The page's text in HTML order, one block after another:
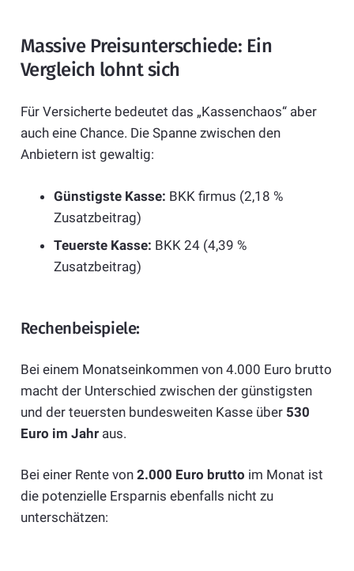
Massive Preisunterschiede: Ein
Vergleich lohnt sich
Für Versicherte bedeutet das „Kassenchaos“ aber
auch eine Chance. Die Spanne zwischen den
Anbietern ist gewaltig:
Günstigste Kasse: BKK firmus (2,18 %
Zusatzbeitrag)
Teuerste Kasse: BKK 24 (4,39 %
Zusatzbeitrag)
Rechenbeispiele:
Bei einem Monatseinkommen von 4.000 Euro brutto
macht der Unterschied zwischen der günstigsten
und der teuersten bundesweiten Kasse über 530
Euro im Jahraus.
Bei einer Rente von 2.000 Euro brutto im Monat ist
die potenzielle Ersparnis ebenfalls nicht zu
unterschätzen: